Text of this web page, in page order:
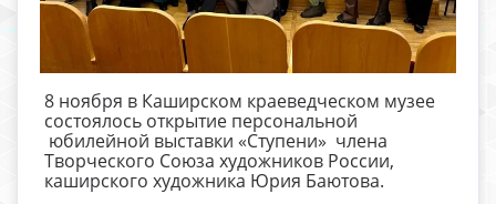
8 ноября в Каширском краеведческом музее
состоялось открытие персональной
юбилейной выставки «Ступени» члена
Творческого Союза художников России,
каширского художника Юрия Баютова.